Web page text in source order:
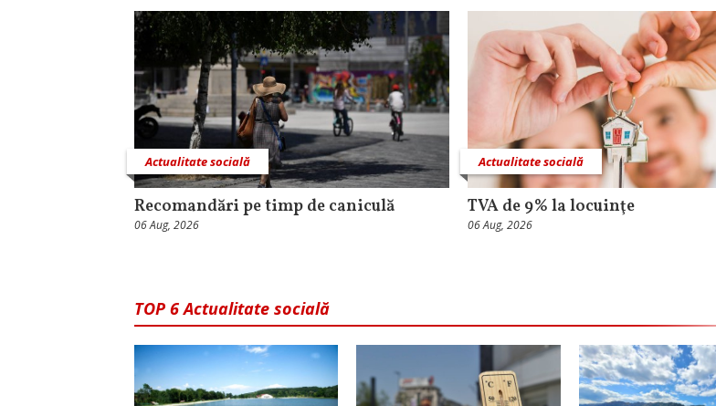
Actualitate socială
Recomandări pe timp de caniculă
06 Aug, 2026
Actualitate socială
TVA de 9% la locuinţe
06 Aug, 2026
TOP 6 Actualitate socială